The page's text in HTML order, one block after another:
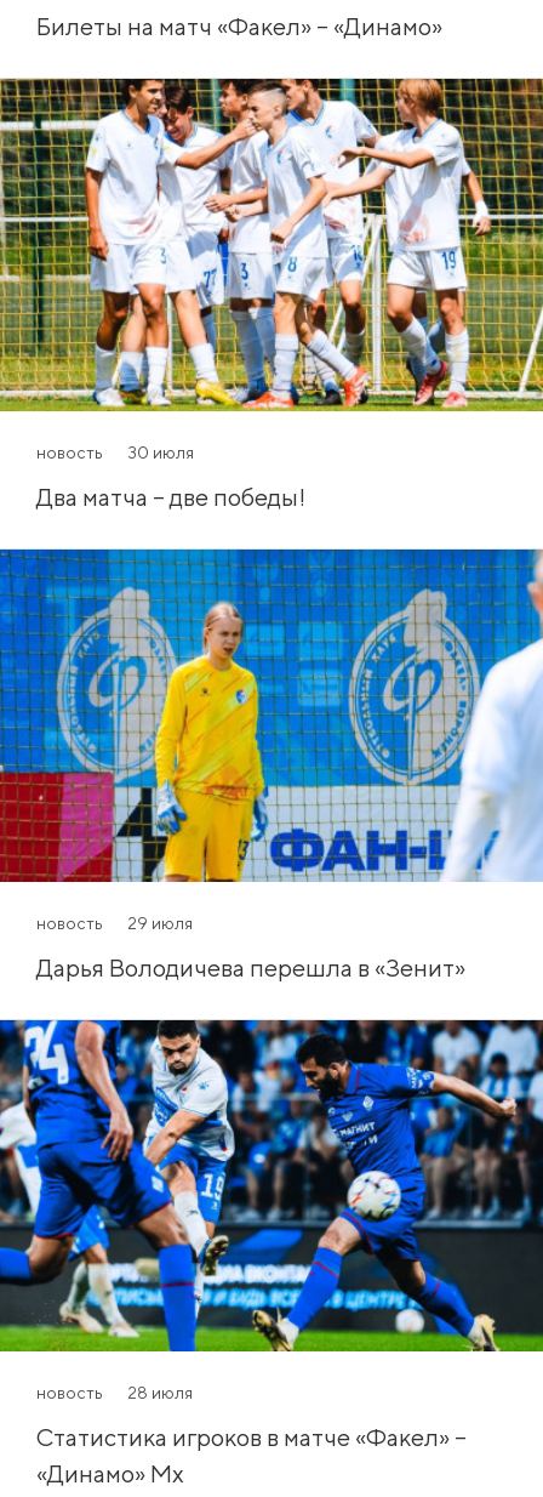
Билеты на матч «Факел» – «Динамо»
новость 30 июля
Два матча – две победы!
новость 29 июля
Дарья Володичева перешла в «Зенит»
новость 28 июля
Статистика игроков в матче «Факел» –
«Динамо» Мх